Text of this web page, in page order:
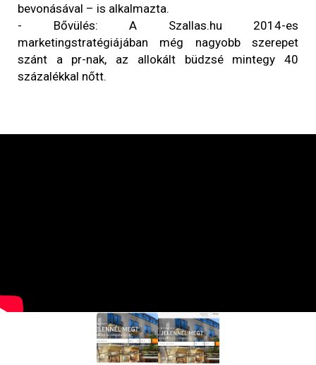
bevonásával – is alkalmazta.
- Bővülés: A Szallas.hu 2014-es
marketingstratégiájában még nagyobb szerepet
szánt a pr-nak, az allokált büdzsé mintegy 40
százalékkal nőtt.